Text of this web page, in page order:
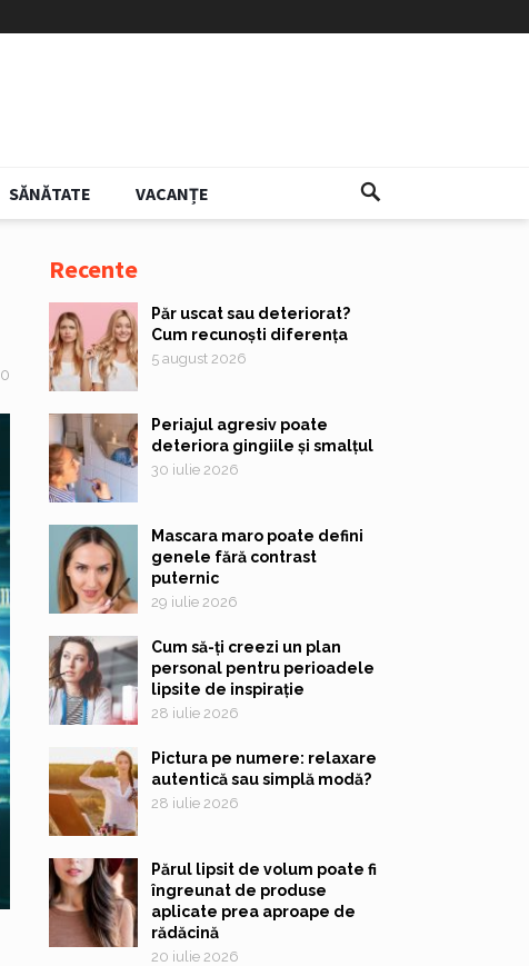
SĂNĂTATE VACANȚE
0
Recente
Păr uscat sau deteriorat?
Cum recunoști diferența
5 august 2026
Periajul agresiv poate
deteriora gingiile și smalțul
30 iulie 2026
Mascara maro poate defini
genele fără contrast
puternic
29 iulie 2026
Cum să-ți creezi un plan
personal pentru perioadele
lipsite de inspirație
28 iulie 2026
Pictura pe numere: relaxare
autentică sau simplă modă?
28 iulie 2026
Părul lipsit de volum poate fi
îngreunat de produse
aplicate prea aproape de
rădăcină
20 iulie 2026